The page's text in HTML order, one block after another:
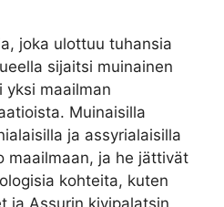
joka ulottuu tuhansia
sijaitsi muinainen
yksi maailman
Muinaisilla
ja assyrialaisilla
maailmaan, ja he jättivät
kohteita, kuten
ja Assurin kivipalatsin